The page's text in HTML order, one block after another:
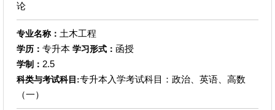
论
专业名称： 土木工程
学历： 专升本 学习形式： 函授
学制： 2.5
科类与考试科目:专升本入学考试科目：政治、英语、高数
（一）